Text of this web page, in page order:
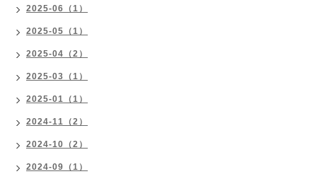
2025-06（1）
2025-05（1）
2025-04（2）
2025-03（1）
2025-01（1）
2024-11（2）
2024-10（2）
2024-09（1）